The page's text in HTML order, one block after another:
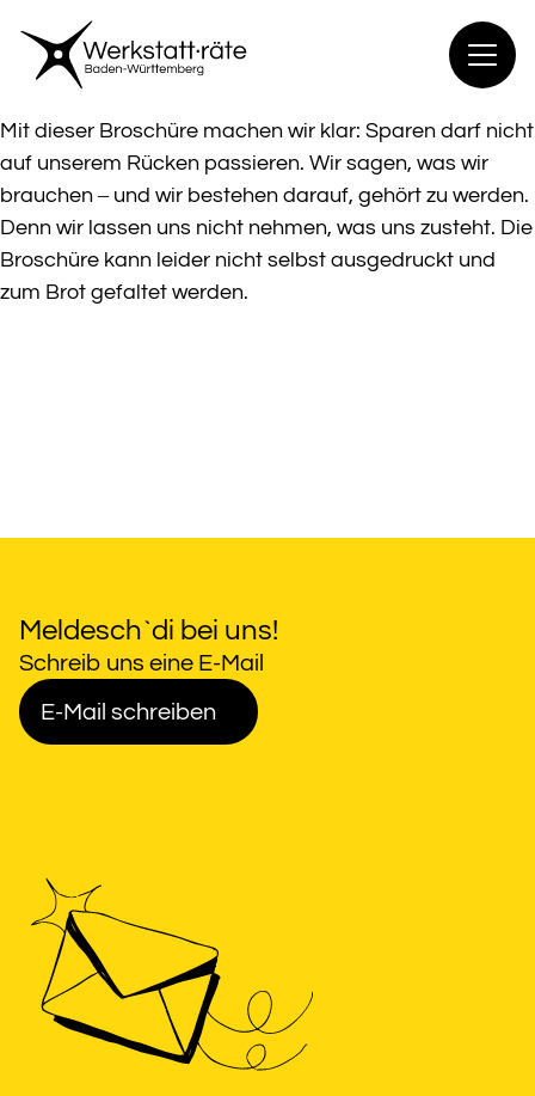
Inhalt
springen
Mit dieser Broschüre machen wir klar: Sparen darf nicht
auf unserem Rücken passieren. Wir sagen, was wir
brauchen – und wir bestehen darauf, gehört zu werden.
Denn wir lassen uns nicht nehmen, was uns zusteht. Die
Broschüre kann leider nicht selbst ausgedruckt und
zum Brot gefaltet werden.
Meldesch`di bei uns!
Schreib uns eine E-Mail
E-Mail schreiben